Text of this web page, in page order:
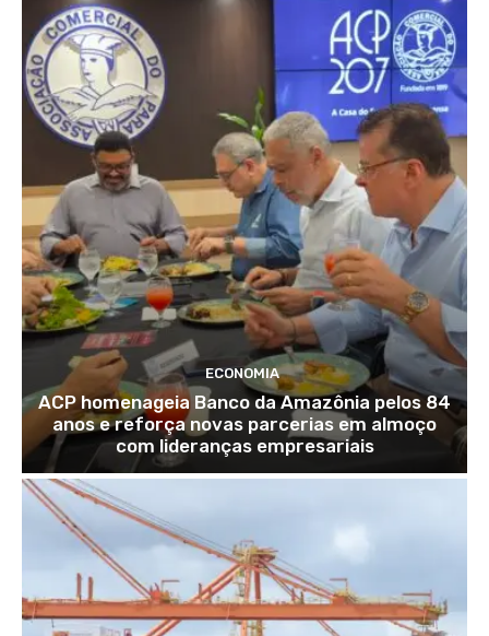
ECONOMIA
ACP homenageia Banco da Amazônia pelos 84
anos e reforça novas parcerias em almoço
com lideranças empresariais